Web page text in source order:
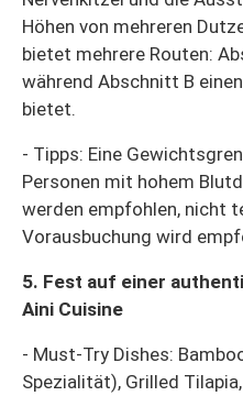
Höhen von mehreren
bietet mehrere Routen:
während Abschnitt B
bietet.
- Tipps: Eine
Personen mit hohem
werden empfohlen, nicht
Vorausbuchung wird
5. Fest auf einer
Aini Cuisine
- Must-Try Dishes:
Spezialität), Grilled